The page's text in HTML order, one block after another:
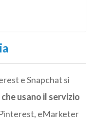
e Snapchat si
usano il servizio
eMarketer